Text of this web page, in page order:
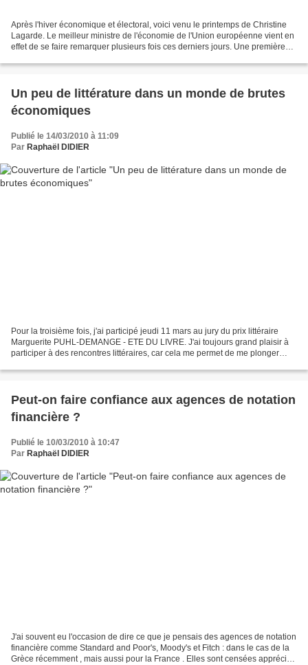
Après l'hiver économique et électoral, voici venu le printemps de Christine
Lagarde. Le meilleur ministre de l'économie de l'Union européenne vient en
effet de se faire remarquer plusieurs fois ces derniers jours. Une première
Un peu de littérature dans un monde de brutes
économiques
Publié le 14/03/2010 à 11:09
Par Raphaël DIDIER
Pour la troisième fois, j'ai participé jeudi 11 mars au jury du prix littéraire
Marguerite PUHL-DEMANGE - ETE DU LIVRE. J'ai toujours grand plaisir à
participer à des rencontres littéraires, car cela me permet de me plonger
Peut-on faire confiance aux agences de notation
financière ?
Publié le 10/03/2010 à 10:47
Par Raphaël DIDIER
J'ai souvent eu l'occasion de dire ce que je pensais des agences de notation
financière comme Standard and Poor's, Moody's et Fitch : dans le cas de la
Grèce récemment , mais aussi pour la France . Elles sont censées apprécier